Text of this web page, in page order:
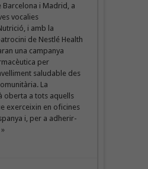
Barcelona i Madrid, a
vocalies
i amb la
de Nestlé Health
una campanya
per
saludable des
La
oberta a tots aquells
exerceixin en oficines
i, per a adherir-